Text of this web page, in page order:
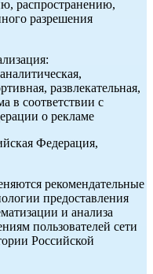
распространению,
разрешения
развлекательная,
в соответствии с
о рекламе
Федерация,
рекомендательные
предоставления
и анализа
пользователей сети
Российской